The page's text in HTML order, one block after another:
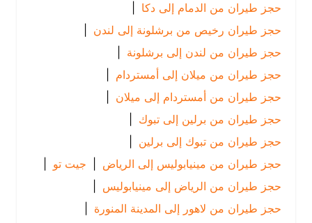
حجز طيران من الدمام إلى دكا |
حجز طيران رخيص من برشلونة إلى لندن
|
حجز طيران من لندن إلى برشلونة
|
حجز طيران من ميلان إلى أمستردام |
حجز طيران من أمستردام إلى ميلان |
حجز طيران من برلين إلى تبوك
|
حجز طيران من تبوك إلى برلين |
حجز طيران من مينيابوليس إلى الرياض
| جيت تو |
حجز طيران من الرياض إلى مينيابوليس |
حجز طيران من لاهور إلى المدينة المنورة |